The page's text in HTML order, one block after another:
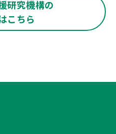
研究機構の
こちら